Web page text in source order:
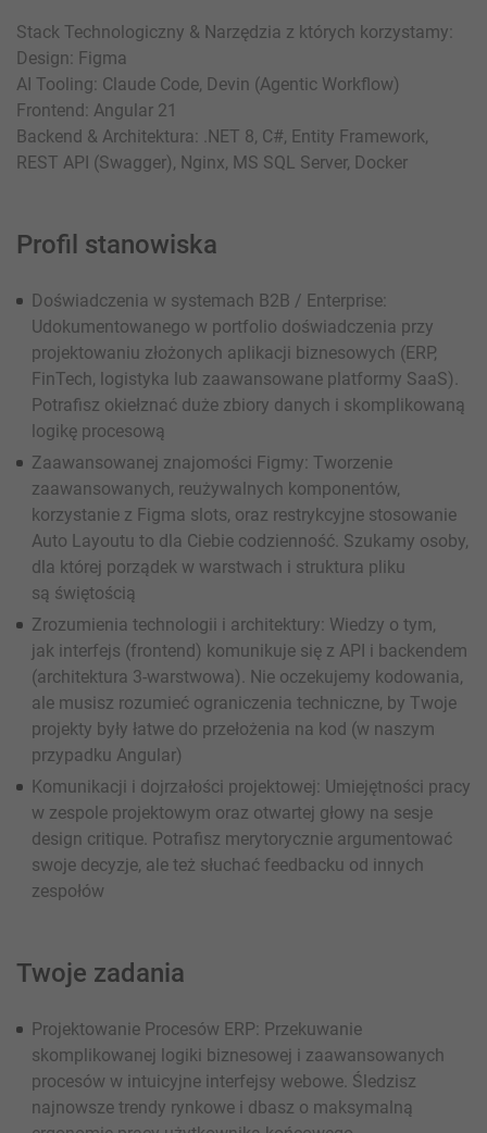
Stack Technologiczny & Narzędzia z których korzystamy:
Design: Figma
AI Tooling: Claude Code, Devin (Agentic Workflow)
Frontend: Angular 21
Backend & Architektura: .NET 8, C#, Entity Framework,
REST API (Swagger), Nginx, MS SQL Server, Docker
Profil stanowiska
Doświadczenia w systemach B2B / Enterprise:
Udokumentowanego w portfolio doświadczenia przy
projektowaniu złożonych aplikacji biznesowych (ERP,
FinTech, logistyka lub zaawansowane platformy SaaS).
Potrafisz okiełznać duże zbiory danych i skomplikowaną
logikę procesową
Zaawansowanej znajomości Figmy: Tworzenie
zaawansowanych, reużywalnych komponentów,
korzystanie z Figma slots, oraz restrykcyjne stosowanie
Auto Layoutu to dla Ciebie codzienność. Szukamy osoby,
dla której porządek w warstwach i struktura pliku
są świętością
Zrozumienia technologii i architektury: Wiedzy o tym,
jak interfejs (frontend) komunikuje się z API i backendem
(architektura 3-warstwowa). Nie oczekujemy kodowania,
ale musisz rozumieć ograniczenia techniczne, by Twoje
projekty były łatwe do przełożenia na kod (w naszym
przypadku Angular)
Komunikacji i dojrzałości projektowej: Umiejętności pracy
w zespole projektowym oraz otwartej głowy na sesje
design critique. Potrafisz merytorycznie argumentować
swoje decyzje, ale też słuchać feedbacku od innych
zespołów
Twoje zadania
Projektowanie Procesów ERP: Przekuwanie
skomplikowanej logiki biznesowej i zaawansowanych
procesów w intuicyjne interfejsy webowe. Śledzisz
najnowsze trendy rynkowe i dbasz o maksymalną